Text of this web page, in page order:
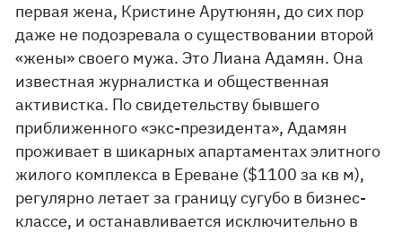
первая жена, Кристине Арутюнян, до сих пор
даже не подозревала о существовании второй
«жены» своего мужа. Это Лиана Адамян. Она
известная журналистка и общественная
активистка. По свидетельству бывшего
приближенного «экс-президента», Адамян
проживает в шикарных апартаментах элитного
жилого комплекса в Ереване ($1100 за кв м),
регулярно летает за границу сугубо в бизнес-
классе, и останавливается исключительно в